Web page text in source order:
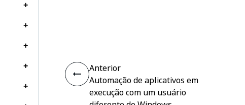
Anterior
Automação de aplicativos em
execução com um usuário